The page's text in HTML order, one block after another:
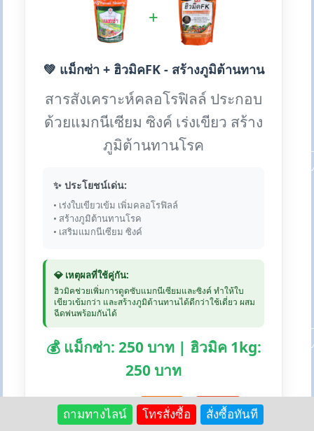
+
💚 แม็กซ่า + ฮิวมิคFK - สร้างภูมิต้านทาน
สารสังเคราะห์คลอโรฟิลล์ ประกอบ
ด้วยแมกนีเซียม ซิงค์ เร่งเขียว สร้าง
ภูมิต้านทานโรค
✨ ประโยชน์เด่น:
• เร่งใบเขียวเข้ม เพิ่มคลอโรฟิลล์
• สร้างภูมิต้านทานโรค
• เสริมแมกนีเซียม ซิงค์
💎 เหตุผลที่ใช้คู่กัน:
ฮิวมิคช่วยเพิ่มการดูดซับแมกนีเซียมและซิงค์ ทำให้ใบ
เขียวเข้มกว่า และสร้างภูมิต้านทานได้ดีกว่าใช้เดี่ยว ผสม
ฉีดพ่นพร้อมกันได้
💰 แม็กซ่า: 250 บาท | ฮิวมิค 1kg:
250 บาท
🛒 สั่งซื้อแม็กซ่า: Lazada Shopee
ถามทางไลน์ โทรสั่งซื้อ สั่งซื้อทันที